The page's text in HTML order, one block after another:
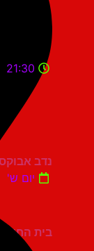
בית החייל תל אביב
21:30
נדב אבוקסיס
יום ש'